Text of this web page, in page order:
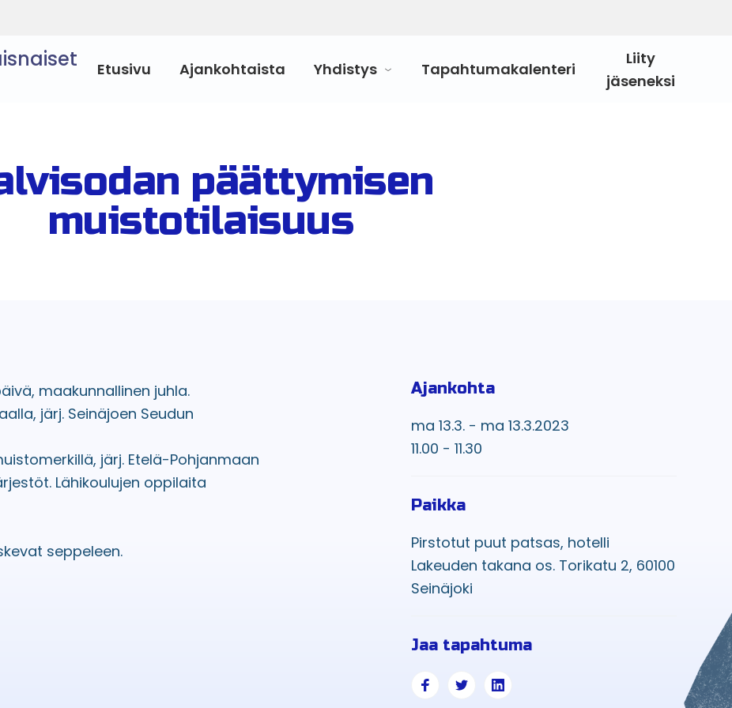
Etusivu Ajankohtaista Yhdistys Tapahtumakalenteri
Liity
jäseneksi
päättymisen
muistotilaisuus
Ajankohta
ma 13.3. - ma 13.3.2023
11.00 - 11.30
Paikka
Pirstotut puut patsas, hotelli
Lakeuden takana os. Torikatu 2, 60100
Seinäjoki
Jaa tapahtuma
maakunnallinen juhla.
järj. Seinäjoen Seudun
järj. Etelä-Pohjanmaan
Lähikoulujen oppilaita
seppeleen.